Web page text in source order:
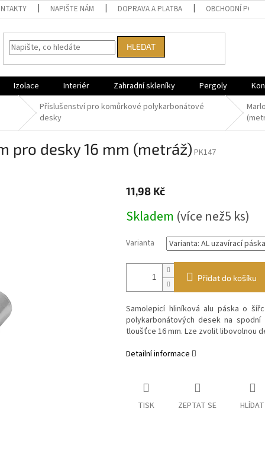
NAPIŠTE NÁM DOPRAVA A PLATBA OBCHODNÍ
HLEDAT
Izolace Interiér Zahradní skleníky Pergoly
Příslušenství pro komůrkové polykarbonátové
desky
pro desky 16 mm (metráž) PK147
11,98 Kč
cena:
Skladem (více než5 ks)
Varianta
Přidat do košíku
Samolepicí hliníková alu páska o
polykarbonátových desek na
tloušťce 16 mm. Lze zvolit libovolnou
Detailní informace
TISK ZEPTAT SE HLÍDAT